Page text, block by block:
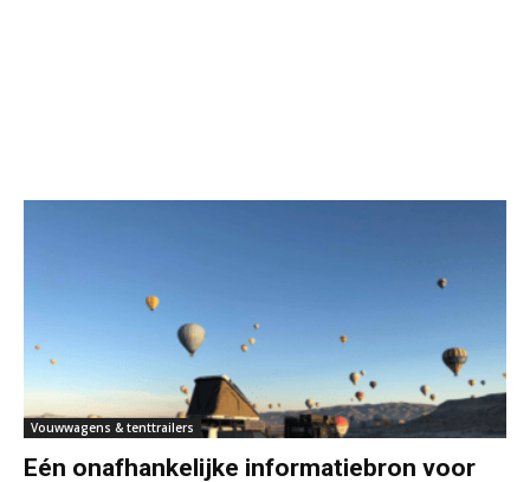
Vouwwagens & tenttrailers
Eén onafhankelijke informatiebron voor